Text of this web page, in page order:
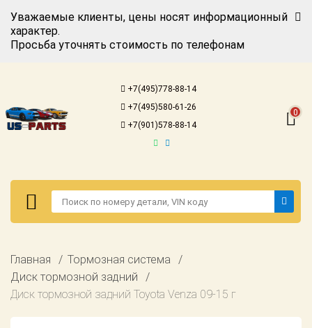
Уважаемые клиенты, цены носят информационный
характер.
Просьба уточнять стоимость по телефонам
+7(495)778-88-14
+7(495)580-61-26
+7(901)578-88-14
0
Авторизация
американских
автомобилей
запросу
техобслуживание
Регистрация
американских
Главная
Тормозная система
Диск тормозной задний
Диск тормозной задний Toyota Venza 09-15 г